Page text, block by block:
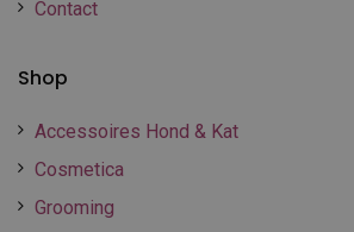
Contact
Shop
Accessoires Hond & Kat
Cosmetica
Grooming